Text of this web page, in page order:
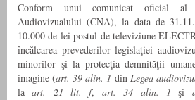
Conform unui comunicat oficial al
Audiovizualului (CNA), la data de
10.000 de lei postul de televiziune
încălcarea prevederilor legislaţiei
minorilor şi la protecţia demnităţii
imagine (art. 39 alin. 1 din Legea
laart. 21 lit. f, art. 34 alin. 1 şi